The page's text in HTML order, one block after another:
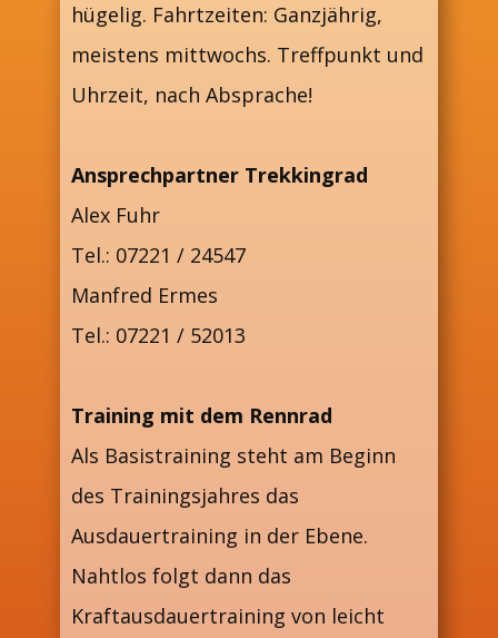
hügelig. Fahrtzeiten: Ganzjährig,
meistens mittwochs. Treffpunkt und
Uhrzeit, nach Absprache!
Ansprechpartner Trekkingrad
Alex Fuhr
Tel.: 07221 / 24547
Manfred Ermes
Tel.: 07221 / 52013
Training mit dem Rennrad
Als Basistraining steht am Beginn
des Trainingsjahres das
Ausdauertraining in der Ebene.
Nahtlos folgt dann das
Kraftausdauertraining von leicht